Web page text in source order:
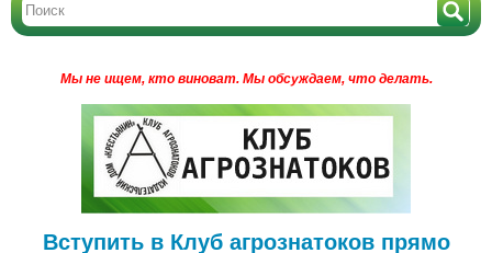
Мы не ищем, кто виноват. Мы обсуждаем, что делать.
Вступить в Клуб агрознатоков прямо